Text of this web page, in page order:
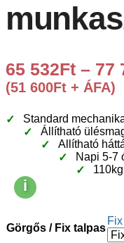
65 532Ft – 77
(51 600Ft + ÁFA)
Standard
Állítható
Allítható
Napi 5-7
i
Görgős / Fix talpas